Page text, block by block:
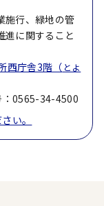
施行、緑地の管
進に関すること
西庁舎3階（ とよ
0565-34-4500
い。